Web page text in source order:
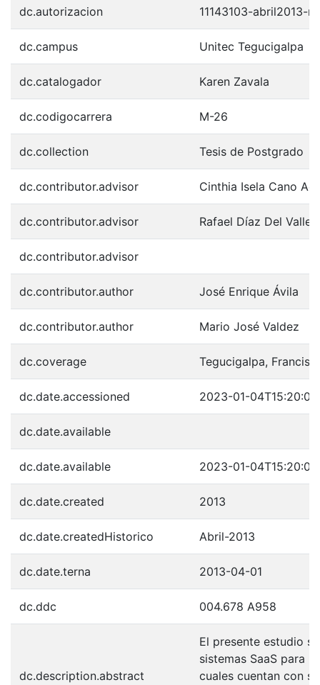
dc.autorizacion 11143103-abril2013-
dc.campus Unitec Tegucigalpa
dc.catalogador Karen Zavala
dc.codigocarrera M-26
dc.collection Tesis de Postgrado
dc.contributor.advisor Cinthia Isela Cano
dc.contributor.advisor Rafael Díaz Del Valle
dc.contributor.advisor
dc.contributor.author José Enrique Ávila
dc.contributor.author Mario José Valdez
dc.coverage Tegucigalpa,
dc.date.accessioned 2023-01-
dc.date.available
dc.date.available 2023-01-
dc.date.created 2013
dc.date.createdHistorico Abril-2013
dc.date.terna 2013-04-01
dc.ddc 004.678 A958
dc.description.abstract
El presente estudio
sistemas SaaS para
cuales cuentan con